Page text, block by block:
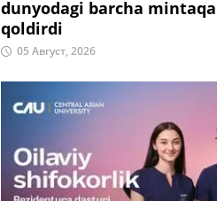
dunyodagi barcha
qoldirdi
05 Август, 2026